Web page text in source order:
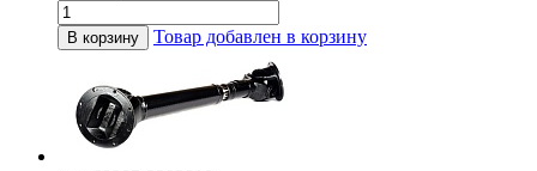
В корзину Товар добавлен в корзину